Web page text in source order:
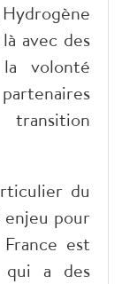
avec des
volonté
du
enjeu pour
est
qui a des